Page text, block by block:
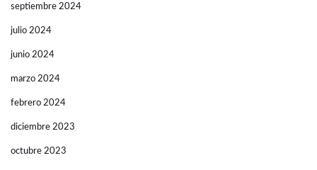
septiembre 2024
julio 2024
junio 2024
marzo 2024
febrero 2024
diciembre 2023
octubre 2023